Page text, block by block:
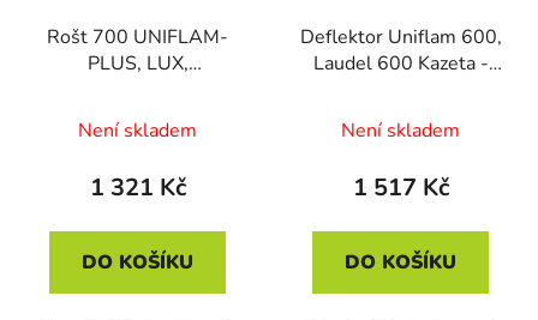
Rošt 700 UNIFLAM-
PLUS, LUX,
, LAU - GV,kazeta L.
700, L. Decor 800 Caro,
700139 (670139)
Není skladem
1 321 Kč
DO KOŠÍKU
Deflektor Uniflam 600,
Laudel 600 Kazeta -
Není skladem
1 517 Kč
DO KOŠÍKU